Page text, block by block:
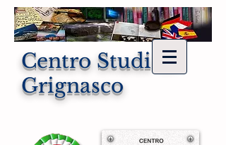
Centro Studi di
Grignasco